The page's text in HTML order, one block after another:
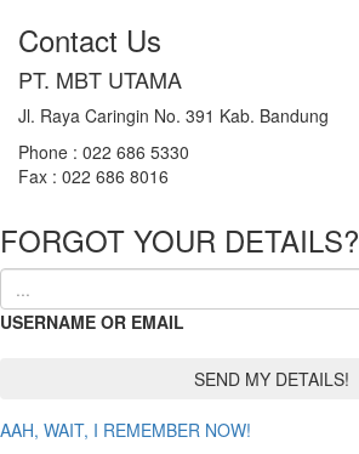
Contact Us
PT. MBT UTAMA
Jl. Raya Caringin No. 391 Kab. Bandung
Phone : 022 686 5330
Fax : 022 686 8016
FORGOT YOUR DETAILS?
USERNAME OR EMAIL
AAH, WAIT, I REMEMBER NOW!